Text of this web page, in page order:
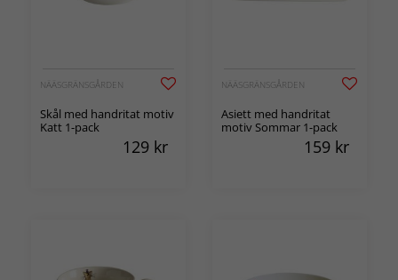
NÄÄSGRÄNSGÅRDEN
Skål med handritat motiv
Katt 1-pack
129 kr
NÄÄSGRÄNSGÅRDEN
Asiett med handritat
motiv Sommar 1-pack
159 kr